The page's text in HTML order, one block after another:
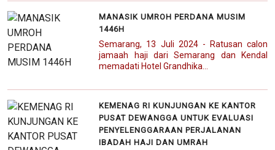
MANASIK UMROH PERDANA MUSIM
1446H
Semarang, 13 Juli 2024 - Ratusan calon
jamaah haji dari Semarang dan Kendal
memadati Hotel Grandhika...
KEMENAG RI KUNJUNGAN KE KANTOR
PUSAT DEWANGGA UNTUK EVALUASI
PENYELENGGARAAN PERJALANAN
IBADAH HAJI DAN UMRAH